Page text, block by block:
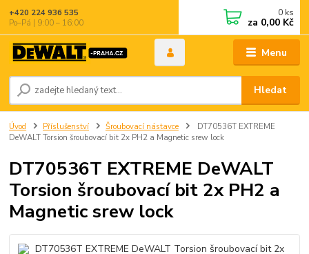
Menu
Hledat
+420 224 936 535
Po–Pá | 9:00 – 16:00
0 ks
za 0,00 Kč
Úvod Příslušenství Šroubovací nástavce
DT70536T EXTREME
DeWALT Torsion šroubovací bit 2x PH2 a Magnetic srew lock
DT70536T EXTREME DeWALT
Torsion šroubovací bit 2x PH2 a
Magnetic srew lock